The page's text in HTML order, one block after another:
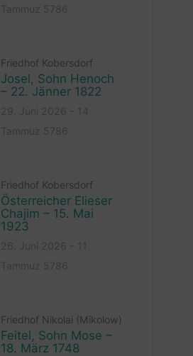
Friedhof Kobersdorf
Josel, Sohn Henoch
– 22. Jänner 1822
Friedhof Kobersdorf
Österreicher Elieser
Chajim – 15. Mai
1923
Friedhof Nikolai (Mikolow)
Feitel, Sohn Mose –
18. März 1748